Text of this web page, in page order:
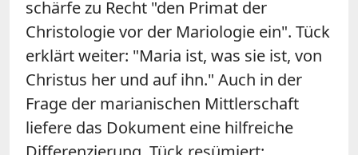
schärfe zu Recht "den Primat der
Christologie vor der Mariologie ein". Tück
erklärt weiter: "Maria ist, was sie ist, von
Christus her und auf ihn." Auch in der
Frage der marianischen Mittlerschaft
liefere das Dokument eine hilfreiche